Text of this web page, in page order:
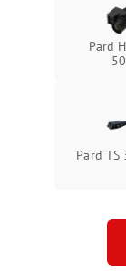
Поломка
от
Поломка
Pard
Pard TS